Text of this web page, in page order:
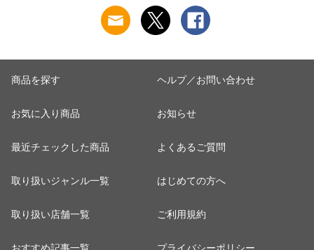
商品を探す
お気に入り商品
最近チェックした商品
取り扱いジャンル一覧
取り扱い店舗一覧
ヘルプ／お問い合わせ
お知らせ
よくあるご質問
はじめての方へ
ご利用規約